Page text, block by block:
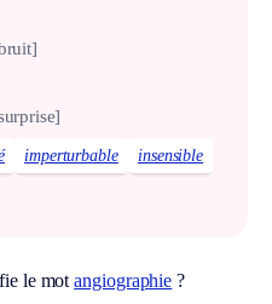
imperturbable
insensible
le motangiographie ?